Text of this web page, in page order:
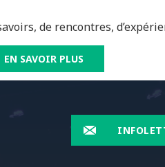
de rencontres,
EN SAVOIR PLUS